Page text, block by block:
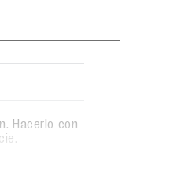
Hacerlo con